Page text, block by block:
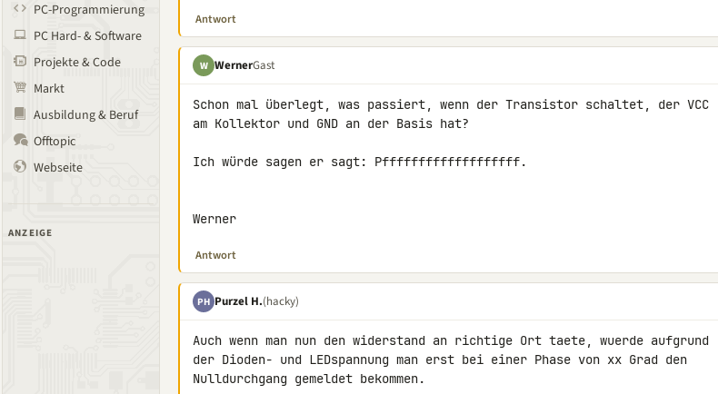
PC-Programmierung
PC Hard- & Software
Projekte & Code
Markt
Ausbildung & Beruf
Offtopic
Webseite
ANZEIGE
Antwort
W WernerGast
Schon mal überlegt, was passiert, wenn der Transistor schaltet, der VCC
am Kollektor und GND an der Basis hat?
Ich würde sagen er sagt: Pfffffffffffffffffff.
Werner
Antwort
PH Purzel H.(hacky)
Auch wenn man nun den widerstand an richtige Ort taete, wuerde aufgrund
der Dioden- und LEDspannung man erst bei einer Phase von xx Grad den
Nulldurchgang gemeldet bekommen.